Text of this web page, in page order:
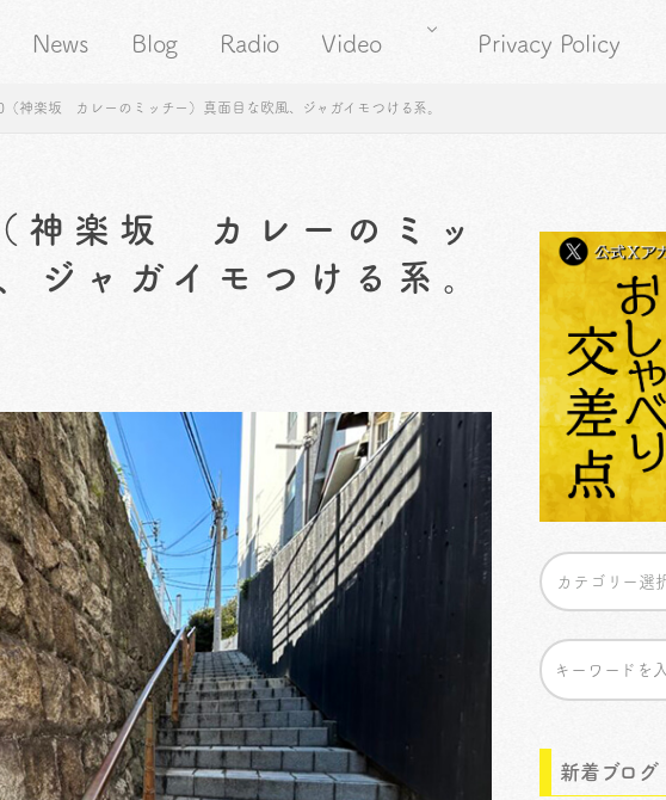
News Blog Radio Video Privacy Policy
神楽坂 カレーのミッチー）真面目な欧風、ジャガイモつける系。
神楽坂 カレーのミッ
ジャガイモつける系。
新着ブログ